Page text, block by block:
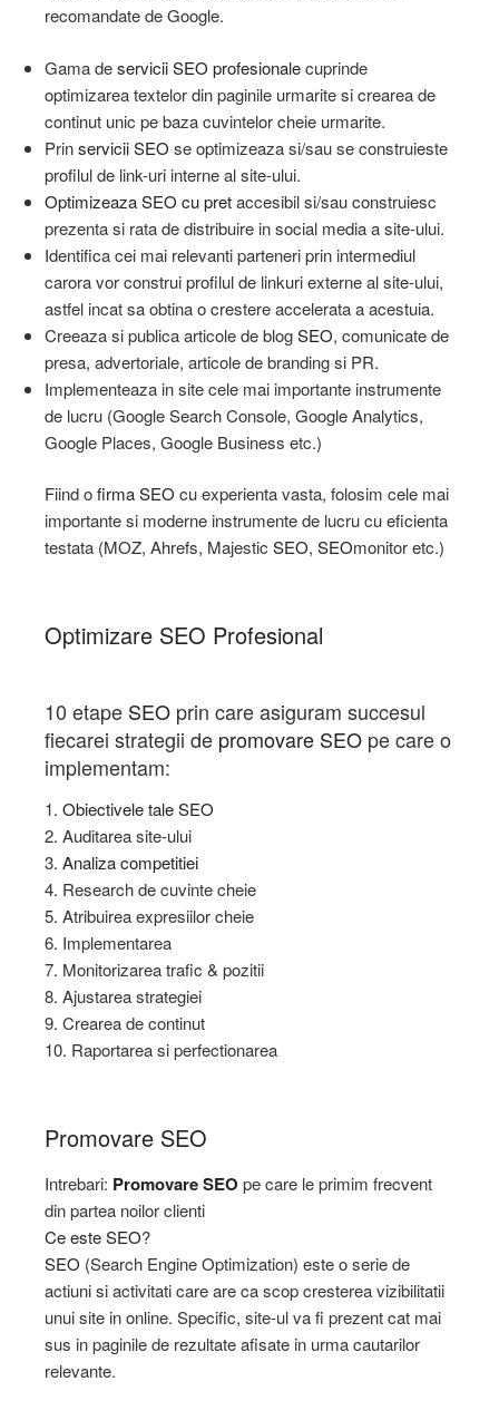
recomandate de Google.
Gama deservicii SEO profesionalecuprinde
optimizarea textelor din paginile urmarite si crearea de
continut unic pe baza cuvintelor cheie urmarite.
Prinservicii SEO se optimizeaza si/sau se construieste
profilul de link-uri interne al site-ului.
Optimizeaza SEO cu pretaccesibil si/sau construiesc
prezenta si rata de distribuire in social media a site-ului.
Identifica cei mai relevanti parteneri prin intermediul
carora vor construi profilul de linkuri externe al site-ului,
astfel incat sa obtina o crestere accelerata a acestuia.
Creeaza si publica articole de blogSEO, comunicate de
presa, advertoriale, articole de branding si PR.
Implementeaza in site cele mai importante instrumente
de lucru (Google Search Console, Google Analytics,
Google Places, Google Business etc.)
Fiind ofirma SEO cu experienta vasta, folosim cele mai
importante si moderne instrumente de lucru cu eficienta
testata (MOZ, Ahrefs, Majestic SEO, SEOmonitor etc.)
Optimizare SEO Profesional
10 etape SEO prin care asiguram succesul
fiecarei strategii de promovare SEO pe care o
implementam:
1. Obiectivele tale SEO
2. Auditarea site-ului
3. Analiza competitiei
4. Research de cuvinte cheie
5. Atribuirea expresiilor cheie
6. Implementarea
7. Monitorizarea trafic & pozitii
8. Ajustarea strategiei
9. Crearea de continut
10. Raportarea si perfectionarea
Promovare SEO
Intrebari: Promovare SEO pe care le primim frecvent
din partea noilor clienti
Ce este SEO?
SEO (Search Engine Optimization) este o serie de
actiuni si activitati care are ca scop cresterea vizibilitatii
unui site in online. Specific, site-ul va fi prezent cat mai
sus in paginile de rezultate afisate in urma cautarilor
relevante.